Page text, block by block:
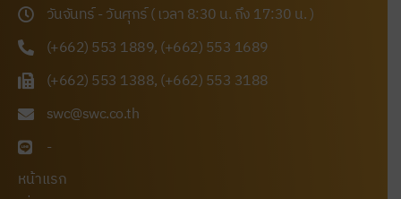
วันจันทร์ - วันศุกร์ ( เวลา 8:30 น. ถึง 17:30 น. )
(+662) 553 1889, (+662) 553 1689
(+662) 553 1388, (+662) 553 3188
swc@swc.co.th
-
หน้าแรก